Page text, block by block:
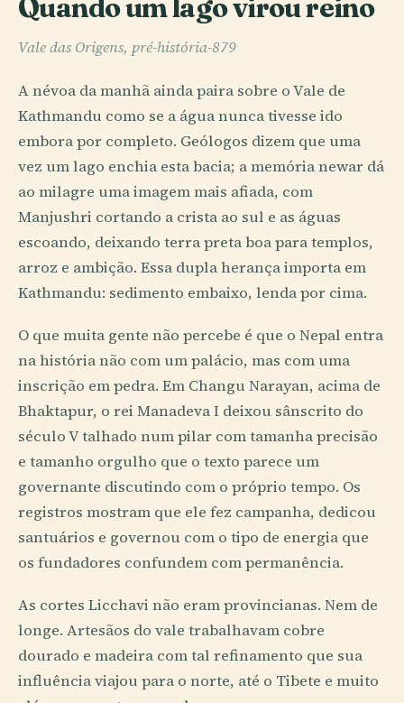
Quando um lago virou reino
Vale das Origens, pré-história-879
A névoa da manhã ainda paira sobre o Vale de
Kathmandu como se a água nunca tivesse ido
embora por completo. Geólogos dizem que uma
vez um lago enchia esta bacia; a memória newar dá
ao milagre uma imagem mais afiada, com
Manjushri cortando a crista ao sul e as águas
escoando, deixando terra preta boa para templos,
arroz e ambição. Essa dupla herança importa em
Kathmandu: sedimento embaixo, lenda por cima.
O que muita gente não percebe é que o Nepal entra
na história não com um palácio, mas com uma
inscrição em pedra. Em Changu Narayan, acima de
Bhaktapur, o rei Manadeva I deixou sânscrito do
século V talhado num pilar com tamanha precisão
e tamanho orgulho que o texto parece um
governante discutindo com o próprio tempo. Os
registros mostram que ele fez campanha, dedicou
santuários e governou com o tipo de energia que
os fundadores confundem com permanência.
As cortes Licchavi não eram provincianas. Nem de
longe. Artesãos do vale trabalhavam cobre
dourado e madeira com tal refinamento que sua
influência viajou para o norte, até o Tibete e muito